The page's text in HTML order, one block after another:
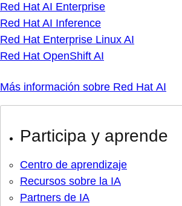
Red Hat AI Enterprise
Red Hat AI Inference
Red Hat Enterprise Linux AI
Red Hat OpenShift AI
Más información sobre Red Hat AI
Participa y aprende
Centro de aprendizaje
Recursos sobre la IA
Partners de IA